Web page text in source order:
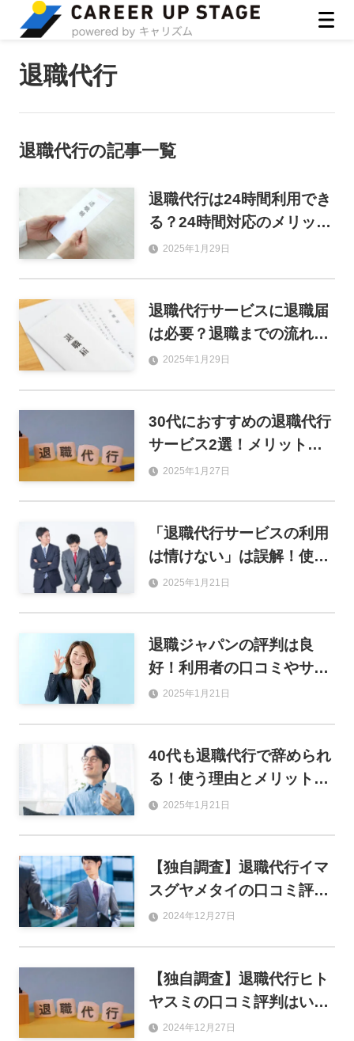
退職代行
退職代行の記事一覧
退職代行は24時間利用でき
る？24時間対応のメリット
やデメリットを徹底解説！
2025年1月29日
退職代行サービスに退職届
は必要？退職までの流れや
その後について紹介
2025年1月29日
30代におすすめの退職代行
サービス2選！メリット・
デメリットや選び方も解説
2025年1月27日
「退職代行サービスの利用
は情けない」は誤解！使用
するメリットを解説
2025年1月21日
退職ジャパンの評判は良
好！利用者の口コミやサー
ビス内容を徹底解説
2025年1月21日
40代も退職代行で辞められ
る！使う理由とメリット・
デメリットを解説
2025年1月21日
【独自調査】退職代行イマ
スグヤメタイの口コミ評判
はどう？メリット・デメリ
2024年12月27日
【独自調査】退職代行ヒト
ヤスミの口コミ評判はい
い？メリット・デメリット
2024年12月27日